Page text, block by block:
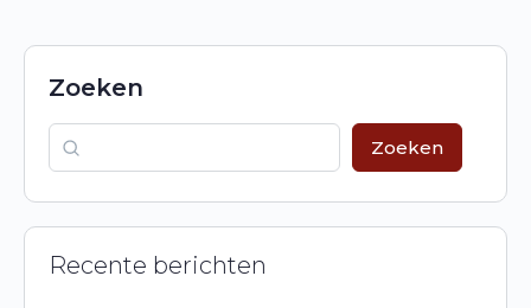
Zoeken
Zoeken
Recente berichten